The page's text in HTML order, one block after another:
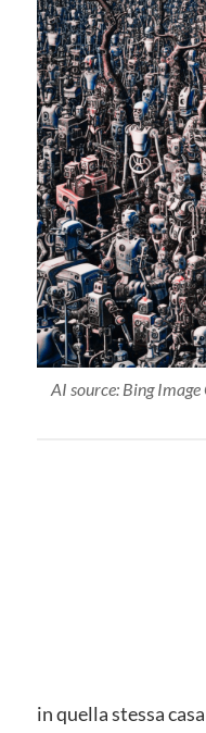
AI source: Bing
in quella stessa